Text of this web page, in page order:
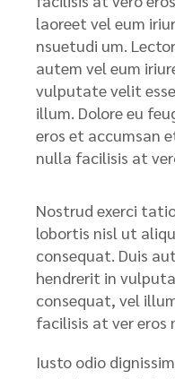
laoreet vel eum
nsuetudi um.
autem vel eum
vulputate velit
illum. Dolore eu
eros et accumsan
nulla facilisis at
Nostrud exerci
lobortis nisl ut
consequat. Duis
hendrerit in
consequat, vel
facilisis at ver eros
Iusto odio